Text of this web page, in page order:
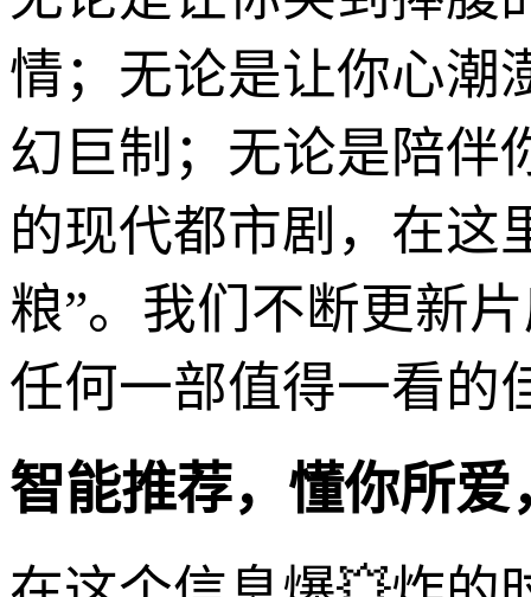
情；无论是让你心潮
幻巨制；无论是陪伴
的现代都市剧，在这
粮”。我们不断更新
任何一部值得一看的
智能推荐，懂你所